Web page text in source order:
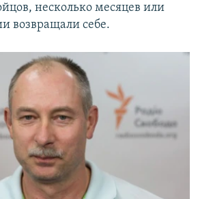
несколько месяцев или
возвращали себе.